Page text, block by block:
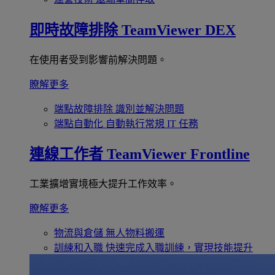
即時故障排除 TeamViewer DEX
在使用者受到影響前解決問題。
瞭解更多
端點故障排除 識別並解決問題
端點自動化 自動執行常規 IT 任務
連線工作者 TeamViewer Frontline
工業擴增實境極大提升工作效率。
瞭解更多
物流與倉儲 無人物料搬運
訓練和入職 快速完成入職訓練，實現技能提升